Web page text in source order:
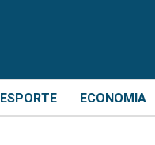
ESPORTE ECONOMIA